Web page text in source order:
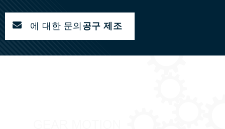
에 대한 문의 공구 제조